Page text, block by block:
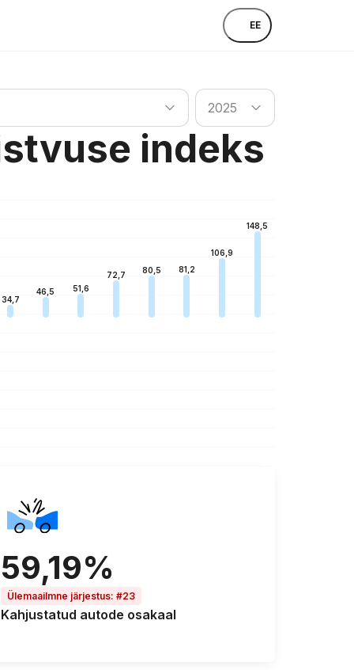
EE
Otsi riiki
2025
indeks
34,7
46,5 51,6
72,7
80,5 81,2
106,9
148,5
59,19%
Ülemaailmne järjestus:#23
Kahjustatud autode osakaal